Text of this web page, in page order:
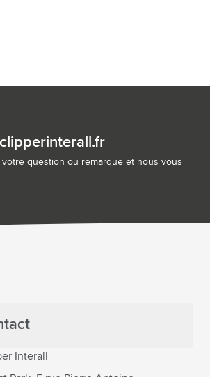
votre question ou remarque et nous vous
Interall